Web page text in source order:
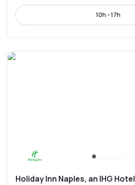
10h - 17h
Holiday Inn Naples, an IHG Hotel